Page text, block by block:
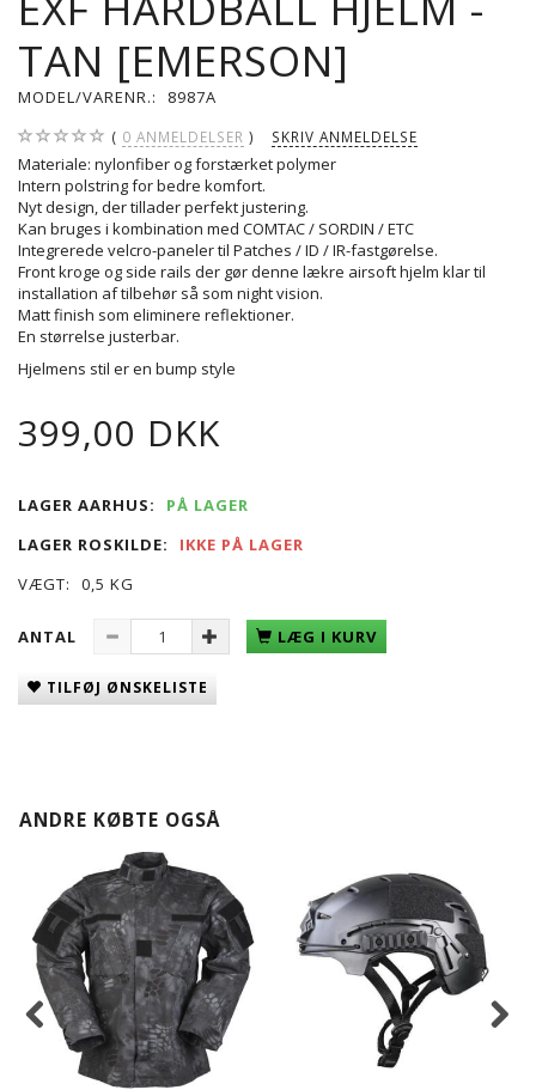
TAN [EMERSON]
MODEL/VARENR.: 8987A
0 ANMELDELSER SKRIV ANMELDELSE
Materiale: nylonfiber og forstærket polymer
Intern polstring for bedre komfort.
Nyt design, der tillader perfekt justering.
Kan bruges i kombination med COMTAC / SORDIN / ETC
Integrerede velcro-paneler til Patches / ID / IR-fastgørelse.
Front kroge og side rails der gør denne lækre airsoft hjelm klar til
installation af tilbehør så som night vision.
Matt finish som eliminere reflektioner.
En størrelse justerbar.
Hjelmens stil er en bump style
399,00 DKK
LAGER AARHUS:
PÅ LAGER
LAGER ROSKILDE:
IKKE PÅ LAGER
VÆGT:
0,5 KG
ANTAL LÆG I KURV
TILFØJ ØNSKELISTE
ANDRE KØBTE OGSÅ